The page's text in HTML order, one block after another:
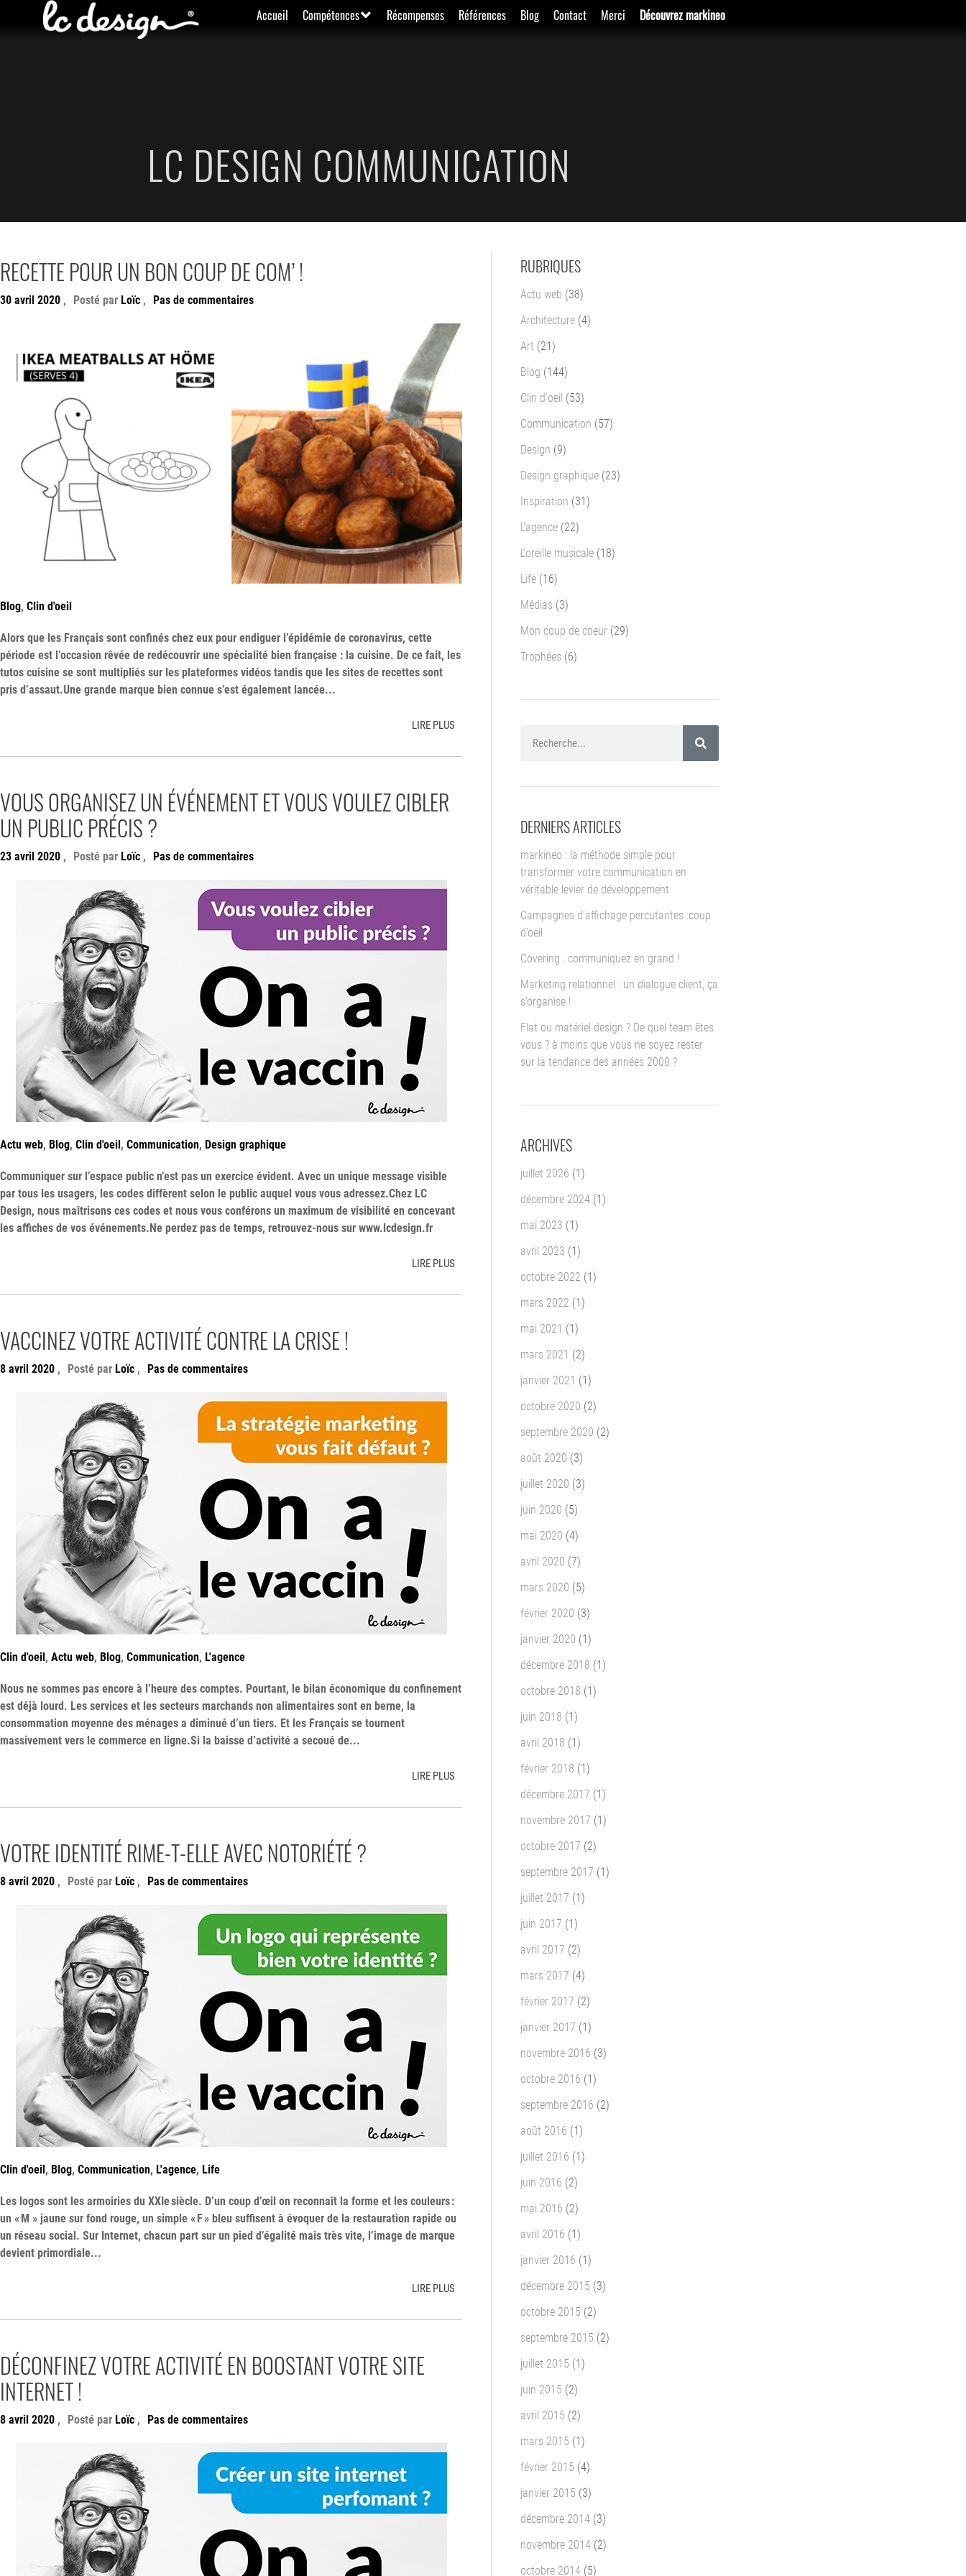
Accueil Compétences Récompenses Références Blog Contact Merci Découvrez markineo
LC DESIGN COMMUNICATION
RECETTE POUR UN BON COUP DE COM’ !
30 avril 2020 , Posté par Loïc , Pas de commentaires
Blog, Clin d'oeil
Alors que les Français sont confinés chez eux pour endiguer l’épidémie de coronavirus, cette
période est l’occasion rêvée de redécouvrir une spécialité bien française : la cuisine. De ce fait, les
tutos cuisine se sont multipliés sur les plateformes vidéos tandis que les sites de recettes sont
pris d’assaut.Une grande marque bien connue s’est également lancée...
LIRE PLUS
VOUS ORGANISEZ UN ÉVÉNEMENT ET VOUS VOULEZ CIBLER
UN PUBLIC PRÉCIS ?
23 avril 2020 , Posté par Loïc , Pas de commentaires
Actu web, Blog, Clin d'oeil, Communication, Design graphique
Communiquer sur l’espace public n’est pas un exercice évident. Avec un unique message visible
par tous les usagers, les codes diffèrent selon le public auquel vous vous adressez.Chez LC
Design, nous maîtrisons ces codes et nous vous conférons un maximum de visibilité en concevant
les affiches de vos événements.Ne perdez pas de temps, retrouvez-nous sur www.lcdesign.fr
LIRE PLUS
VACCINEZ VOTRE ACTIVITÉ CONTRE LA CRISE !
8 avril 2020 , Posté par Loïc , Pas de commentaires
Clin d'oeil, Actu web, Blog, Communication, L'agence
Nous ne sommes pas encore à l’heure des comptes. Pourtant, le bilan économique du confinement
est déjà lourd. Les services et les secteurs marchands non alimentaires sont en berne, la
consommation moyenne des ménages a diminué d’un tiers. Et les Français se tournent
massivement vers le commerce en ligne.Si la baisse d’activité a secoué de...
LIRE PLUS
VOTRE IDENTITÉ RIME-T-ELLE AVEC NOTORIÉTÉ ?
8 avril 2020 , Posté par Loïc , Pas de commentaires
Clin d'oeil, Blog, Communication, L'agence, Life
Les logos sont les armoiries du XXIe siècle. D’un coup d’œil on reconnaît la forme et les couleurs :
un « M » jaune sur fond rouge, un simple « F » bleu suffisent à évoquer de la restauration rapide ou
un réseau social. Sur Internet, chacun part sur un pied d’égalité mais très vite, l’image de marque
devient primordiale...
LIRE PLUS
DÉCONFINEZ VOTRE ACTIVITÉ EN BOOSTANT VOTRE SITE
INTERNET !
8 avril 2020 , Posté par Loïc , Pas de commentaires
RUBRIQUES
Actu web (38)
Architecture (4)
Art (21)
Blog (144)
Clin d'oeil (53)
Communication (57)
Design (9)
Design graphique (23)
Inspiration (31)
L'agence (22)
L'oreille musicale (18)
Life (16)
Médias (3)
Mon coup de coeur (29)
Trophées (6)
DERNIERS ARTICLES
markineo : la méthode simple pour
transformer votre communication en
véritable levier de développement
Campagnes d’affichage percutantes :coup
d’oeil
Covering : communiquez en grand !
Marketing relationnel : un dialogue client, ça
s’organise !
Flat ou matériel design ? De quel team êtes
vous ? à moins que vous ne soyez rester
sur la tendance des années 2000 ?
ARCHIVES
juillet 2026 (1)
décembre 2024 (1)
mai 2023 (1)
avril 2023 (1)
octobre 2022 (1)
mars 2022 (1)
mai 2021 (1)
mars 2021 (2)
janvier 2021 (1)
octobre 2020 (2)
septembre 2020 (2)
août 2020 (3)
juillet 2020 (3)
juin 2020 (5)
mai 2020 (4)
avril 2020 (7)
mars 2020 (5)
février 2020 (3)
janvier 2020 (1)
décembre 2018 (1)
octobre 2018 (1)
juin 2018 (1)
avril 2018 (1)
février 2018 (1)
décembre 2017 (1)
novembre 2017 (1)
octobre 2017 (2)
septembre 2017 (1)
juillet 2017 (1)
juin 2017 (1)
avril 2017 (2)
mars 2017 (4)
février 2017 (2)
janvier 2017 (1)
novembre 2016 (3)
octobre 2016 (1)
septembre 2016 (2)
août 2016 (1)
juillet 2016 (1)
juin 2016 (2)
mai 2016 (2)
avril 2016 (1)
janvier 2016 (1)
décembre 2015 (3)
octobre 2015 (2)
septembre 2015 (2)
juillet 2015 (1)
juin 2015 (2)
avril 2015 (2)
mars 2015 (1)
février 2015 (4)
janvier 2015 (3)
décembre 2014 (3)
novembre 2014 (2)
octobre 2014 (5)